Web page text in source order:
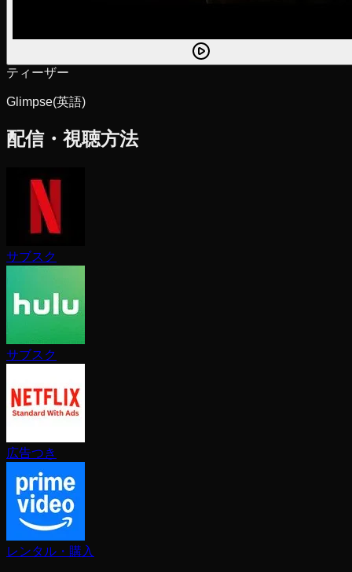
ティーザー
Glimpse(英語)
配信・視聴方法
サブスク
サブスク
広告つき
レンタル・購入